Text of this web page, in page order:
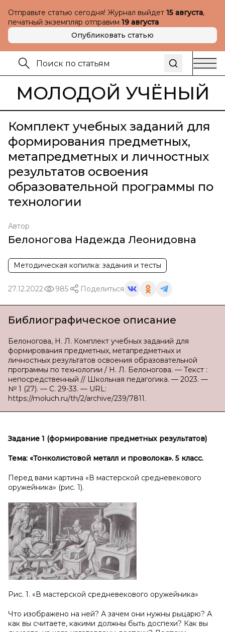
Отправьте статью сегодня! Журнал выйдет 15 августа,
печатный экземпляр отправим 19 августа
Опубликовать статью
МОЛОДОЙ УЧЁНЫЙ
Комплект учебных заданий для
формирования предметных,
метапредметных и личностных
результатов освоения
образовательной программы по
технологии
Автор
Белоногова Надежда Леонидовна
Методическая копилка: задания и тесты
27.12.2022 985 Поделиться
Библиографическое описание
Белоногова, Н. Л. Комплект учебных заданий для
формирования предметных, метапредметных и
личностных результатов освоения образовательной
программы по технологии / Н. Л. Белоногова. — Текст :
непосредственный // Школьная педагогика. — 2023. —
№ 1 (27). — С. 29-33. — URL:
https://moluch.ru/th/2/archive/239/7811.
Задание 1 (формирование предметных результатов)
Тема: «Тонколистовой металл и проволока». 5 класс.
Перед вами картина «В мастерской средневекового
оружейника» (рис. 1).
Рис. 1. «В мастерской средневекового оружейника»
Что изображено на ней? А зачем они нужны рыцарю? А
как вы считаете, какими должны быть доспехи? Как вы